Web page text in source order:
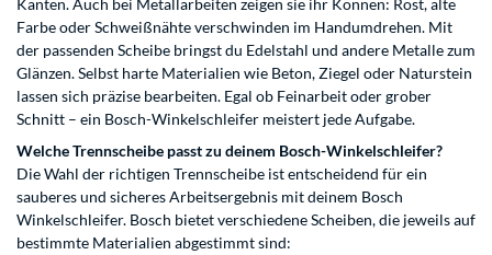
Kanten. Auch bei Metallarbeiten zeigen sie ihr Können: Rost, alte
Farbe oder Schweißnähte verschwinden im Handumdrehen. Mit
der passenden Scheibe bringst du Edelstahl und andere Metalle zum
Glänzen. Selbst harte Materialien wie Beton, Ziegel oder Naturstein
lassen sich präzise bearbeiten. Egal ob Feinarbeit oder grober
Schnitt – ein Bosch-Winkelschleifer meistert jede Aufgabe.
Welche Trennscheibe passt zu deinem Bosch-Winkelschleifer?
Die Wahl der richtigen Trennscheibe ist entscheidend für ein
sauberes und sicheres Arbeitsergebnis mit deinem Bosch
Winkelschleifer. Bosch bietet verschiedene Scheiben, die jeweils auf
bestimmte Materialien abgestimmt sind: